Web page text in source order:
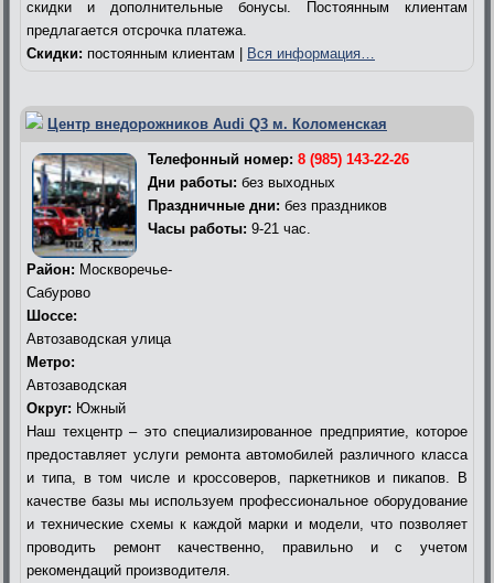
скидки и дополнительные бонусы. Постоянным клиентам
предлагается отсрочка платежа.
Скидки: постоянным клиентам | Вся информация…
Центр внедорожников Audi Q3 м. Коломенская
Телефонный номер: 8 (985) 143-22-26
Дни работы: без выходных
Праздничные дни: без праздников
Часы работы: 9-21 час.
Район: Москворечье-
Сабурово
Шоссе:
Автозаводская улица
Метро:
Автозаводская
Округ: Южный
Наш техцентр – это специализированное предприятие, которое
предоставляет услуги ремонта автомобилей различного класса
и типа, в том числе и кроссоверов, паркетников и пикапов. В
качестве базы мы используем профессиональное оборудование
и технические схемы к каждой марки и модели, что позволяет
проводить ремонт качественно, правильно и с учетом
рекомендаций производителя.